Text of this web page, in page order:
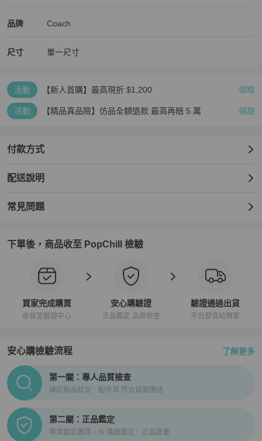
品牌
Coach 女包品牌介紹
Coach
Coach 推薦清單
尺寸 單一尺寸
活動 【新人首購】最高現折 $1,200 領取
活動 【精品真品險】仿品全額退款 最高再賠 5 萬 領取
付款方式
配送說明
常見問題
下單後，商品收至 PopChill 檢驗
買家完成購買
收貨至驗證中心
安心購驗證
正品鑑定 品質檢查
驗證通過出貨
平台發貨給買家
安心購檢驗流程 了解更多
PopChill拍拍圈正品驗證、安心購檢驗流程介紹
第一關：專人品質檢查
確認商品狀況、配件等 符合頁面描述
第二關：正品鑑定
專業鑑定團隊、AI 儀器鑑定、正品證書